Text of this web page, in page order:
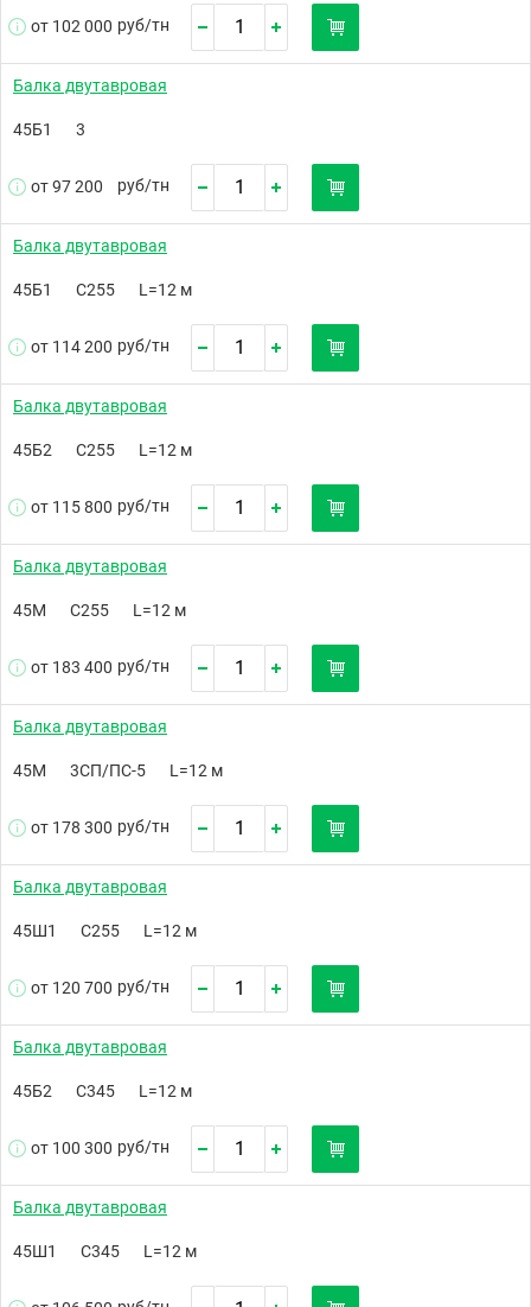
от 102 000 руб/тн
Балка двутавровая
45Б1 3
от 97 200 руб/тн
Балка двутавровая
45Б1 С255 L=12 м
от 114 200 руб/тн
Балка двутавровая
45Б2 С255 L=12 м
от 115 800 руб/тн
Балка двутавровая
45М С255 L=12 м
от 183 400 руб/тн
Балка двутавровая
45М 3СП/ПС-5 L=12 м
от 178 300 руб/тн
Балка двутавровая
45Ш1 С255 L=12 м
от 120 700 руб/тн
Балка двутавровая
45Б2 С345 L=12 м
от 100 300 руб/тн
Балка двутавровая
45Ш1 С345 L=12 м